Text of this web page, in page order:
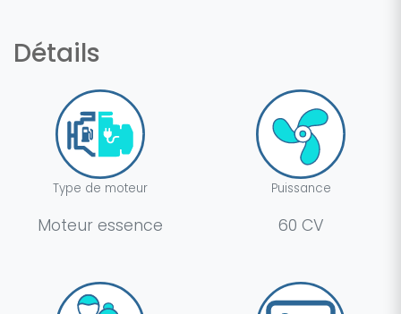
Détails
Type de moteur
Moteur essence
Puissance
60 CV